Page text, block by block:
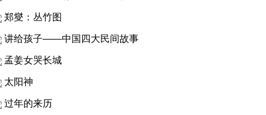
郑燮：丛竹图
讲给孩子——中国四大民间故事
孟姜女哭长城
太阳神
过年的来历